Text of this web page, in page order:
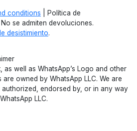
conditions | Política de
se admiten devoluciones.
desistimiento.
as well as WhatsApp’s Logo and other
owned by WhatsApp LLC. We are
endorsed by, or in any way
LLC.